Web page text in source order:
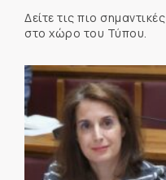
Δείτε τις πιο
στο χώρο του Τύπου.